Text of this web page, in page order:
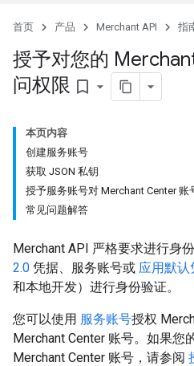
首页 产品 Merchant API 指
授予对您的
问权限 bookmark_border
本页内容
创建服务账号
获取 JSON 私钥
授予服务账号对 Merchant Center 账
常见问题解答
Merchant API 严格要求进行身
2.0 凭据、服务账号或 应用默认
和本地开发）进行身份验证。
您可以使用 服务账号授权
Merchant Center 账号。如果您
Merchant Center 账号，请参阅